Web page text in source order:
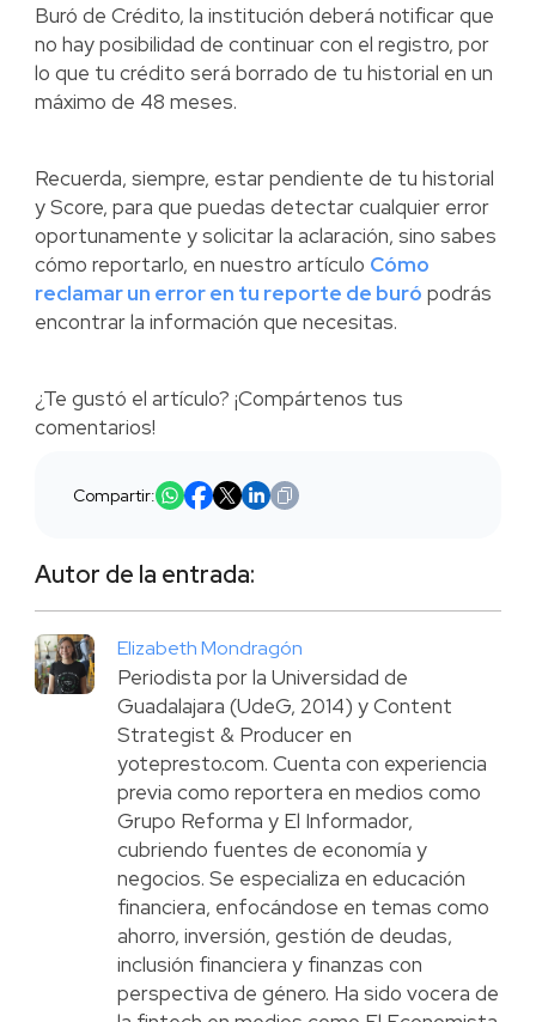
Buró de Crédito, la institución deberá notificar que
no hay posibilidad de continuar con el registro, por
lo que tu crédito será borrado de tu historial en un
máximo de 48 meses.
Recuerda, siempre, estar pendiente de tu historial
y Score, para que puedas detectar cualquier error
oportunamente y solicitar la aclaración, sino sabes
cómo reportarlo, en nuestro artículo Cómo
reclamar un error en tu reporte de buró podrás
encontrar la información que necesitas.
¿Te gustó el artículo? ¡Compártenos tus
comentarios!
Compartir:
Autor de la entrada:
Elizabeth Mondragón
Periodista por la Universidad de
Guadalajara (UdeG, 2014) y Content
Strategist & Producer en
yotepresto.com. Cuenta con experiencia
previa como reportera en medios como
Grupo Reforma y El Informador,
cubriendo fuentes de economía y
negocios. Se especializa en educación
financiera, enfocándose en temas como
ahorro, inversión, gestión de deudas,
inclusión financiera y finanzas con
perspectiva de género. Ha sido vocera de